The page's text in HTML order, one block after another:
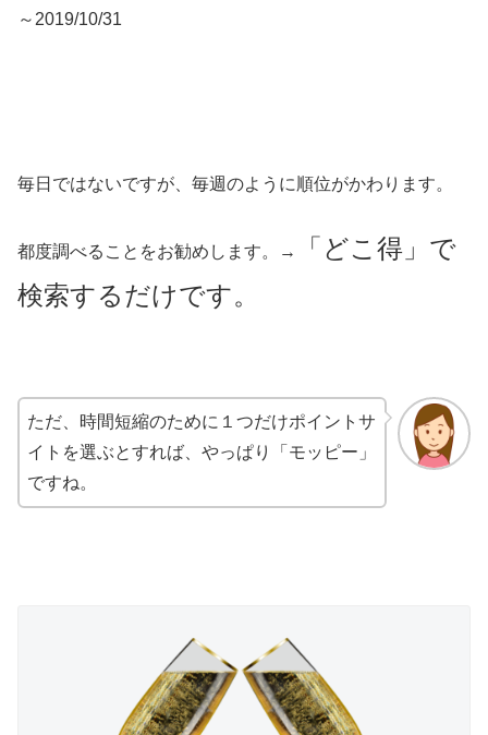
～2019/10/31
毎日ではないですが、毎週のように順位がかわります。
都度調べることをお勧めします。→
「どこ得」で
検索するだけです。
ただ、時間短縮のために１つだけポイントサ
イトを選ぶとすれば、やっぱり「モッピー」
ですね。